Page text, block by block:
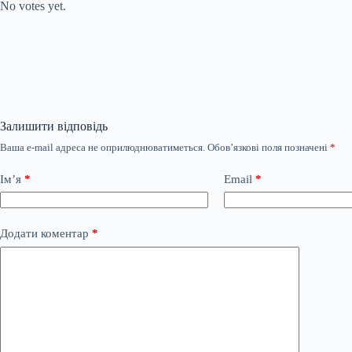
No votes yet.
Залишити відповідь
Ваша e-mail адреса не оприлюднюватиметься. Обов’язкові поля позначені *
Ім’я * Email *
Додати коментар *